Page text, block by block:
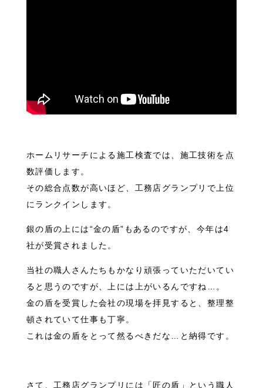
ホームリサーチによる施工検査では、施工技術を点
数評価します。
その総合点数が高いほど、工務店グランプリで上位
にランクインします。
銀の盾の上には“金の盾”もあるのですが、今年は4
社が受賞されました。
当社の職人さんたちもかなり頑張っていただいてい
ると思うのですが、上には上がいるんですね…。
金の盾を受賞した会社の現場を拝見すると、整理整
頓されていて仕事も丁寧。
これは金の盾をとって然るべきだな…と納得です。
さて、工務店グランプリには「 匠の盾」
という職人